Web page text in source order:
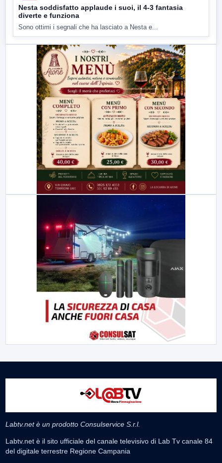
Nesta soddisfatto applaude i suoi, il 4-3 fantasia
diverte e funziona
Sono ottimi i segnali che ha lasciato a Nesta e...
Labtv.net è un prodotto Consulservice S.r.l.
Labtv.net è il sito ufficiale del canale televisivo di Lab Tv canale 84
del digitale terrestre Regione Campania